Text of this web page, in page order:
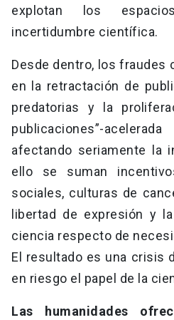
explotan los
incertidumbre científica.
Desde dentro, los fraudes
en la retractación de
predatorias y la
publicaciones”-
afectando seriamente la
ello se suman
sociales, culturas de
libertad de expresión y
ciencia respecto de
El resultado es una crisis
en riesgo el papel de la
Las humanidades